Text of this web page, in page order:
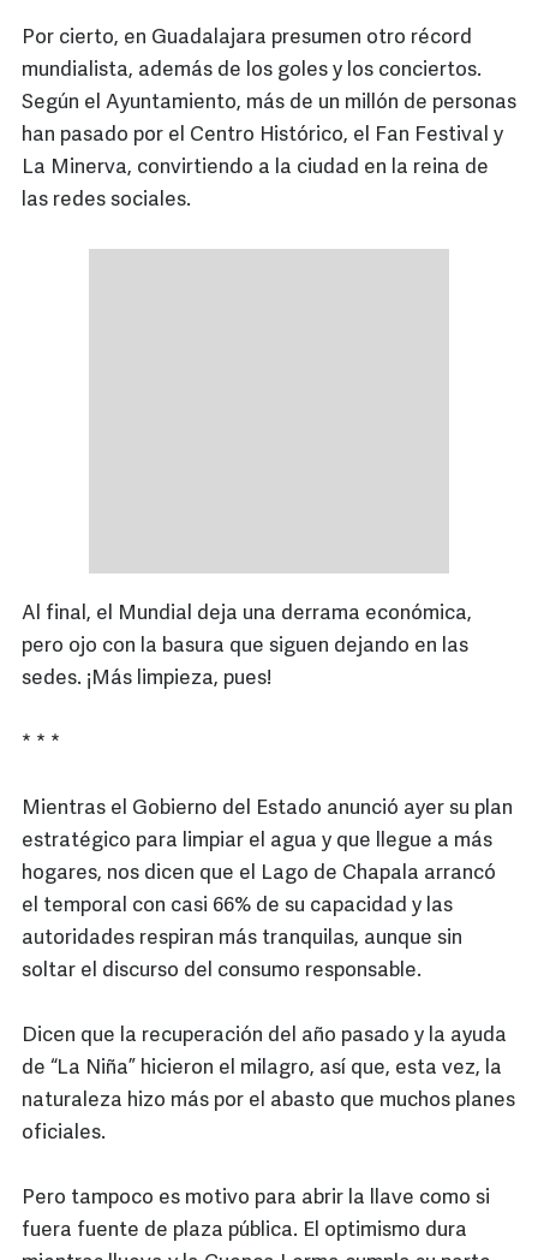
Por cierto, en Guadalajara presumen otro récord
mundialista, además de los goles y los conciertos.
Según el Ayuntamiento, más de un millón de personas
han pasado por el Centro Histórico, el Fan Festival y
La Minerva, convirtiendo a la ciudad en la reina de
las redes sociales.
Al final, el Mundial deja una derrama económica,
pero ojo con la basura que siguen dejando en las
sedes. ¡Más limpieza, pues!
* * *
Mientras el Gobierno del Estado anunció ayer su plan
estratégico para limpiar el agua y que llegue a más
hogares, nos dicen que el Lago de Chapala arrancó
el temporal con casi 66% de su capacidad y las
autoridades respiran más tranquilas, aunque sin
soltar el discurso del consumo responsable.
Dicen que la recuperación del año pasado y la ayuda
de “La Niña” hicieron el milagro, así que, esta vez, la
naturaleza hizo más por el abasto que muchos planes
oficiales.
Pero tampoco es motivo para abrir la llave como si
fuera fuente de plaza pública. El optimismo dura